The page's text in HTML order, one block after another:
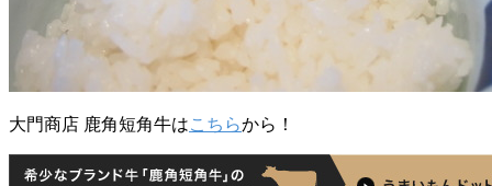
大門商店 鹿角短角牛はこちらから！